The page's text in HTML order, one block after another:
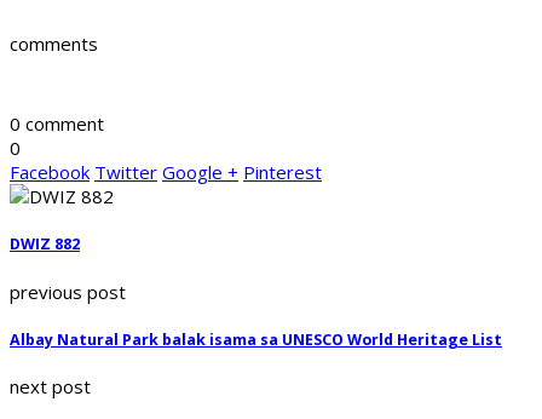
comments
0 comment
0
Facebook Twitter Google + Pinterest
DWIZ 882
previous post
Albay Natural Park balak isama sa UNESCO World Heritage List
next post